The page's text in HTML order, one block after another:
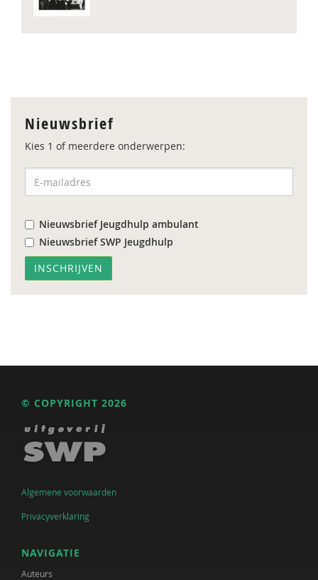
Nieuwsbrief
Kies 1 of meerdere onderwerpen:
Nieuwsbrief Jeugdhulp ambulant
Nieuwsbrief SWP Jeugdhulp
© COPYRIGHT 2026
Algemene voorwaarden
Privacyverklaring
NAVIGATIE
Auteurs